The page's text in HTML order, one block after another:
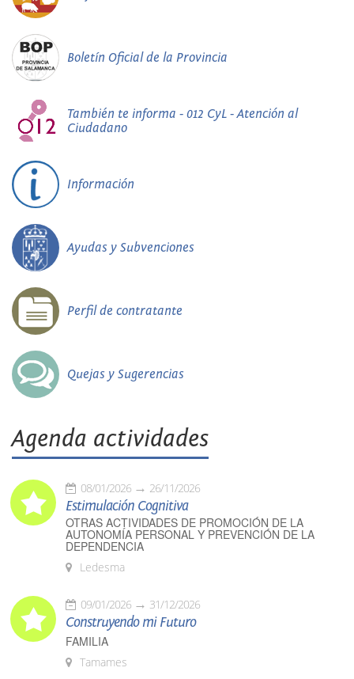
Boletín Oficial de la Provincia
También te informa - 012 CyL - Atención al
Ciudadano
Información
Ayudas y Subvenciones
Perfil de contratante
Quejas y Sugerencias
Agenda actividades
08/01/2026 26/11/2026
Estimulación Cognitiva
OTRAS ACTIVIDADES DE PROMOCIÓN DE LA
AUTONOMÍA PERSONAL Y PREVENCIÓN DE LA
DEPENDENCIA
Ledesma
09/01/2026 31/12/2026
Construyendo mi Futuro
FAMILIA
Tamames